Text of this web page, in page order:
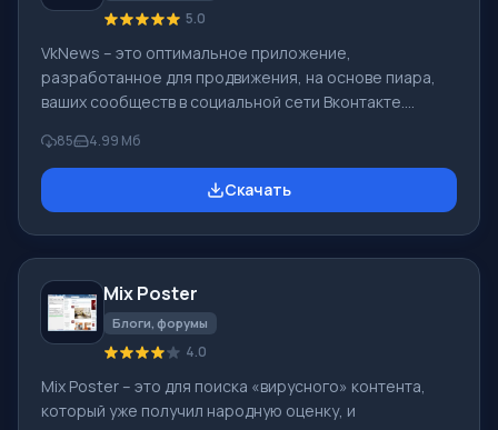
5.0
VkNews – это оптимальное приложение,
разработанное для продвижения, на основе пиара,
ваших сообществ в социальной сети Вконтакте.
различных механизмов. Особенность VkNews
Приложение осуществляет взаимный пиар групп (вы
пиарите чужую группу, а администратор другой
использованием гиперссылки (например, «читать
продолжение
85 4.99 Мб
Скачать
Mix Poster
Блоги, форумы
4.0
Mix Poster – это для поиска «вирусного» контента,
который уже получил народную оценку, и